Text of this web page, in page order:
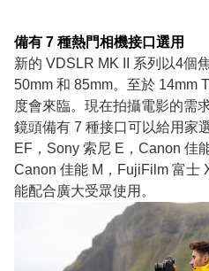
備有 7 種熱門相機接口選用
新的 VDSLR MK II 系列以4個
50mm 和 85mm。至於 14mm
度會來臨。現在拍攝電影的需
鏡頭備有 7 種接口可以給用家
EF，Sony 索尼 E，Canon 佳
Canon 佳能 M，FujiFilm 富士
能配合廣大受眾使用。